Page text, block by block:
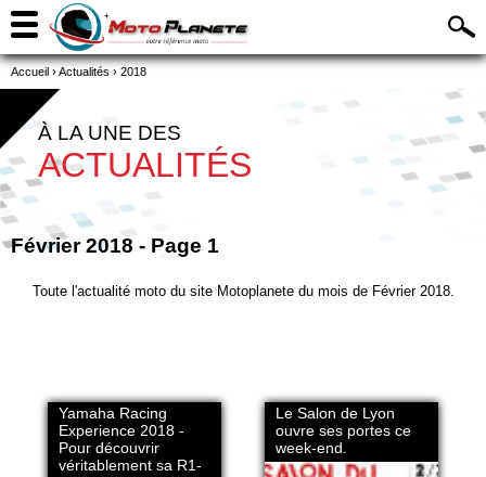
Accueil ›Actualités › 2018
À LA UNE DES
ACTUALITÉS
Février 2018 - Page 1
Toute l'actualité moto du site Motoplanete du mois de Février 2018.
Yamaha Racing
Experience 2018 -
Pour découvrir
véritablement sa R1-
Le Salon de Lyon
ouvre ses portes ce
week-end.